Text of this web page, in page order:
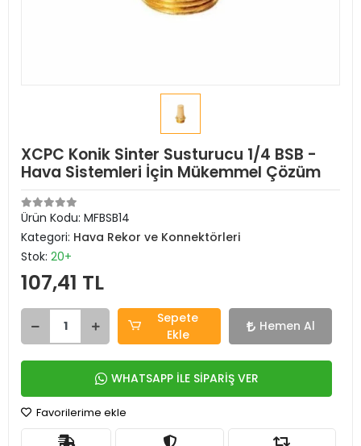
XCPC Konik Sinter Susturucu 1/4 BSB -
Hava Sistemleri İçin Mükemmel Çözüm
Ürün Kodu: MFBSB14
Kategori: Hava Rekor ve Konnektörleri
Stok: 20+
107,41 TL
Sepete
Ekle
Hemen Al
WHATSAPP İLE SİPARİŞ VER
Favorilerime ekle